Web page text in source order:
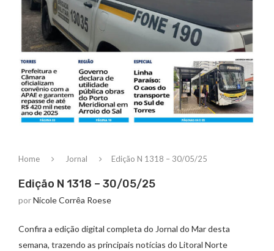
Home Jornal Edição N 1318 – 30/05/25
Edição N 1318 – 30/05/25
porNicole Corrêa Roese
Confira a edição digital completa do Jornal do Mar desta
semana, trazendo as principais notícias do Litoral Norte